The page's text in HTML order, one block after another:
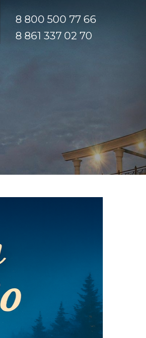
8 800 500 77 66
8 861 337 02 70
8 800 500 77 66
8 861 337 02 70